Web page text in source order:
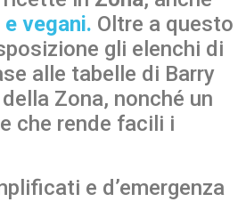
vegani. Oltre a questo
gli elenchi di
alle tabelle di Barry
Zona, nonché un
che rende facili i
e d’emergenza